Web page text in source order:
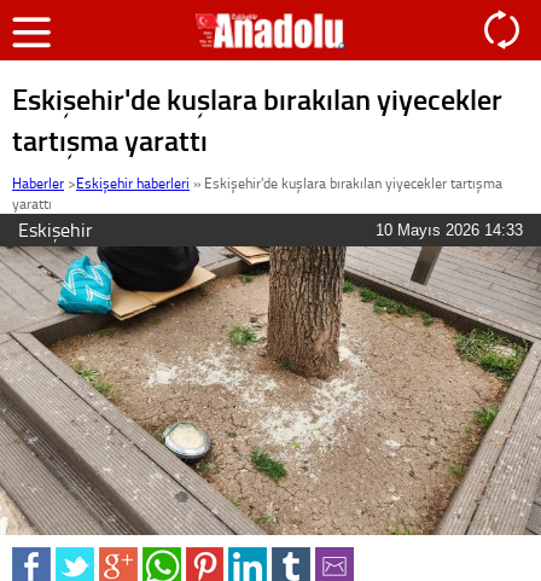
Eskişehir'de kuşlara bırakılan yiyecekler
tartışma yarattı
Haberler >Eskişehir haberleri » Eskişehir'de kuşlara bırakılan yiyecekler tartışma
yarattı
Eskişehir 10 Mayıs 2026 14:33